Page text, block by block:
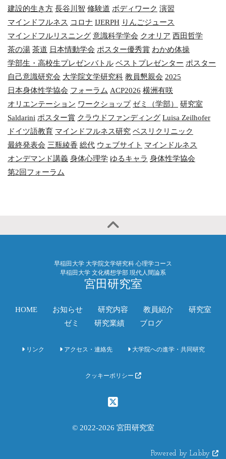
建設的生き方 長谷川智 修験道 ボディワーク 演習
マインドフルネス コロナ IJERPH りんごジュース
マインドフルリスニング 意識科学学会 クオリア 西田哲学
茶の湯 茶道 日本情動学会 ポスター優秀賞 わかめ体操
学部生・高校生プレゼンバトル ベストプレゼンター ポスター
自己意識研究会 大学院文学研究科 教員懇親会 2025
日本身体性学協会 フォーラム ACP2026 横洲有咲
オリエンテーション ワークショップ ゼミ（学部）
研究室
Saldarini ポスター賞 クラウドファンディング Luisa Zeilhofer
ドイツ語教育 マインドフルネス研究 ベスリクリニック
最終発表会 三瓶綾香 総代 ウェブサイト マインドルネス
オンデマンド講義 身体心理学 ゆるキャラ 身体性学協会
第2回フォーラム
早稲田大学 大学院文学研究科 心理学コース
早稲田大学 文化構想学部 現代人間論系
宮田研究室
HOME お知らせ 研究内容 教員紹介
研究室
ゼミ
研究業績 ブログ
リンク アクセス・連絡先 大学院への進学・共同研究
クッキーポリシー
© 2022-2026 宮田研究室
Powered by Labby